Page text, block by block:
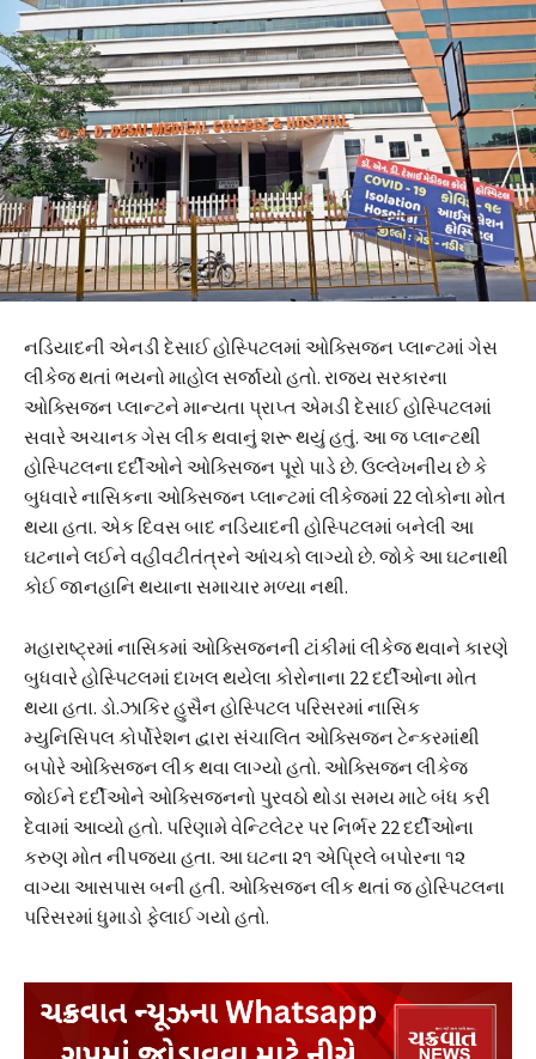
નડિયાદની એનડી દેસાઈ હોસ્પિટલમાં ઓક્સિજન પ્લાન્ટમાં ગેસ
લીકેજ થતાં ભયનો માહોલ સર્જાયો હતો. રાજ્ય સરકારના
ઓક્સિજન પ્લાન્ટને માન્યતા પ્રાપ્ત એમડી દેસાઈ હોસ્પિટલમાં
સવારે અચાનક ગેસ લીક થવાનું શરૂ થયું હતું. આ જ પ્લાન્ટથી
હોસ્પિટલના દર્દીઓને ઓક્સિજન પૂરો પાડે છે. ઉલ્લેખનીય છે કે
બુધવારે નાસિકના ઓક્સિજન પ્લાન્ટમાં લીકેજમાં 22 લોકોના મોત
થયા હતા. એક દિવસ બાદ નડિયાદની હોસ્પિટલમાં બનેલી આ
ઘટનાને લઈને વહીવટીતંત્રને આંચકો લાગ્યો છે. જોકે આ ઘટનાથી
કોઈ જાનહાનિ થયાના સમાચાર મળ્યા નથી.
મહારાષ્ટ્રમાં નાસિકમાં ઓક્સિજનની ટાંકીમાં લીકેજ થવાને કારણે
બુધવારે હોસ્પિટલમાં દાખલ થયેલા કોરોનાના 22 દર્દીઓના મોત
થયા હતા. ડો.ઝાકિર હુસૈન હોસ્પિટલ પરિસરમાં નાસિક
મ્યુનિસિપલ કોર્પોરેશન દ્વારા સંચાલિત ઓક્સિજન ટેન્કરમાંથી
બપોરે ઓક્સિજન લીક થવા લાગ્યો હતો. ઓક્સિજન લીકેજ
જોઈને દર્દીઓને ઓક્સિજનનો પુરવઠો થોડા સમય માટે બંધ કરી
દેવામાં આવ્યો હતો. પરિણામે વેન્ટિલેટર પર નિર્ભર 22 દર્દીઓના
કરુણ મોત નીપજ્યા હતા. આ ઘટના ૨૧ એપ્રિલે બપોરના ૧૨
વાગ્યા આસપાસ બની હતી. ઓક્સિજન લીક થતાં જ હોસ્પિટલના
પરિસરમાં ધુમાડો ફેલાઈ ગયો હતો.